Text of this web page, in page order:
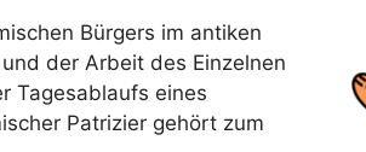
Bürgers im antiken
der Arbeit des Einzelnen
Tagesablaufs eines
Patrizier gehört zum